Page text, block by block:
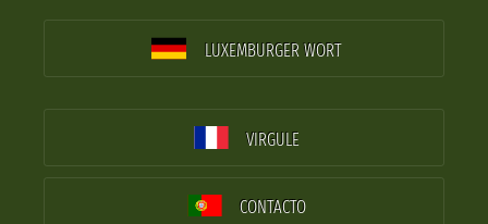
LUXEMBURGER WORT
VIRGULE
CONTACTO